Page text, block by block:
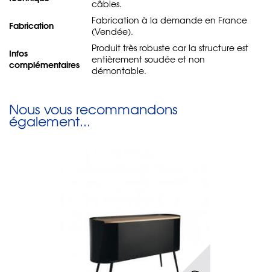
câbles.
Fabrication
Fabrication à la demande en France
(Vendée).
Infos
complémentaires
Produit très robuste car la structure est
entièrement soudée et non
démontable.
Nous vous recommandons
également...